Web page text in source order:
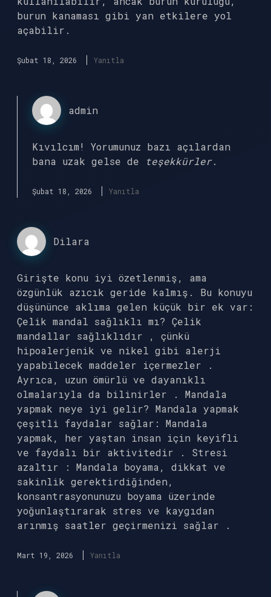
burun kanaması gibi yan etkilere yol
açabilir.
Şubat 18, 2026 Yanıtla
admin
Kıvılcım! Yorumunuz bazı açılardan
bana uzak gelse de
teşekkürler.
Şubat 18, 2026 Yanıtla
Dilara
Girişte konu iyi özetlenmiş, ama
özgünlük azıcık geride kalmış. Bu konuyu
düşününce aklıma gelen küçük bir ek var:
Çelik mandal sağlıklı mı? Çelik
mandallar sağlıklıdır , çünkü
hipoalerjenik ve nikel gibi alerji
yapabilecek maddeler içermezler .
Ayrıca, uzun ömürlü ve dayanıklı
olmalarıyla da bilinirler . Mandala
yapmak neye iyi gelir? Mandala yapmak
çeşitli faydalar sağlar: Mandala
yapmak, her yaştan insan için keyifli
ve faydalı bir aktivitedir . Stresi
azaltır : Mandala boyama, dikkat ve
sakinlik gerektirdiğinden,
konsantrasyonunuzu boyama üzerinde
yoğunlaştırarak stres ve kaygıdan
arınmış saatler geçirmenizi sağlar .
Mart 19, 2026 Yanıtla